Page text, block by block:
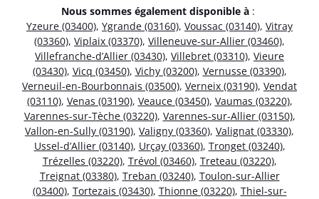
Nous sommes également disponible à :
Yzeure (03400), Ygrande (03160), Voussac (03140), Vitray
(03360), Viplaix (03370), Villeneuve-sur-Allier (03460),
Villefranche-d’Allier (03430), Villebret (03310), Vieure
(03430), Vicq (03450), Vichy (03200), Vernusse (03390),
Verneuil-en-Bourbonnais (03500), Verneix (03190), Vendat
(03110), Venas (03190), Veauce (03450), Vaumas (03220),
Varennes-sur-Tèche (03220), Varennes-sur-Allier (03150),
Vallon-en-Sully (03190), Valigny (03360), Valignat (03330),
Ussel-d’Allier (03140), Urçay (03360), Tronget (03240),
Trézelles (03220), Trévol (03460), Treteau (03220),
Treignat (03380), Treban (03240), Toulon-sur-Allier
(03400), Tortezais (03430), Thionne (03220), Thiel-sur-